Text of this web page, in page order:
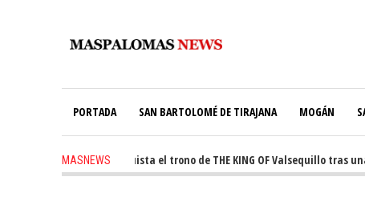
PORTADA SAN BARTOLOMÉ DE TIRAJANA MOGÁN
MASNEWS
Ale Martín conquista el trono de THE KING OF Valsequillo tras una